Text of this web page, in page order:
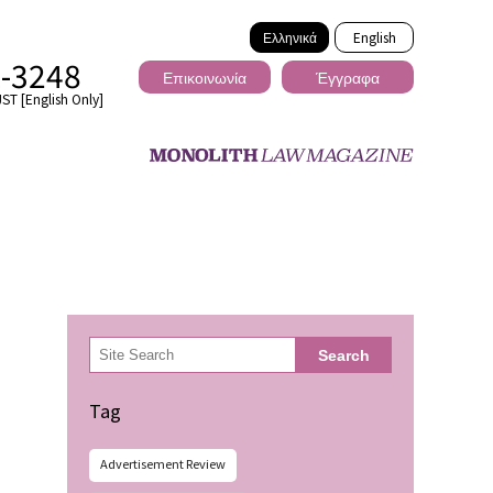
Ελληνικά English
3248
[English Only]
Επικοινωνία Έγγραφα
検
索 Search
Tag
Advertisement Review